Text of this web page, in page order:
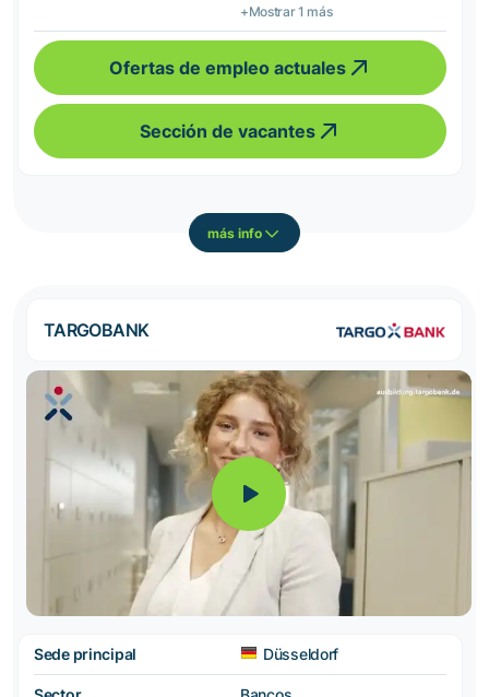
+Mostrar 1 más
Ofertas de empleo actuales
Sección de vacantes
más info
TARGOBANK
Sede principal Düsseldorf